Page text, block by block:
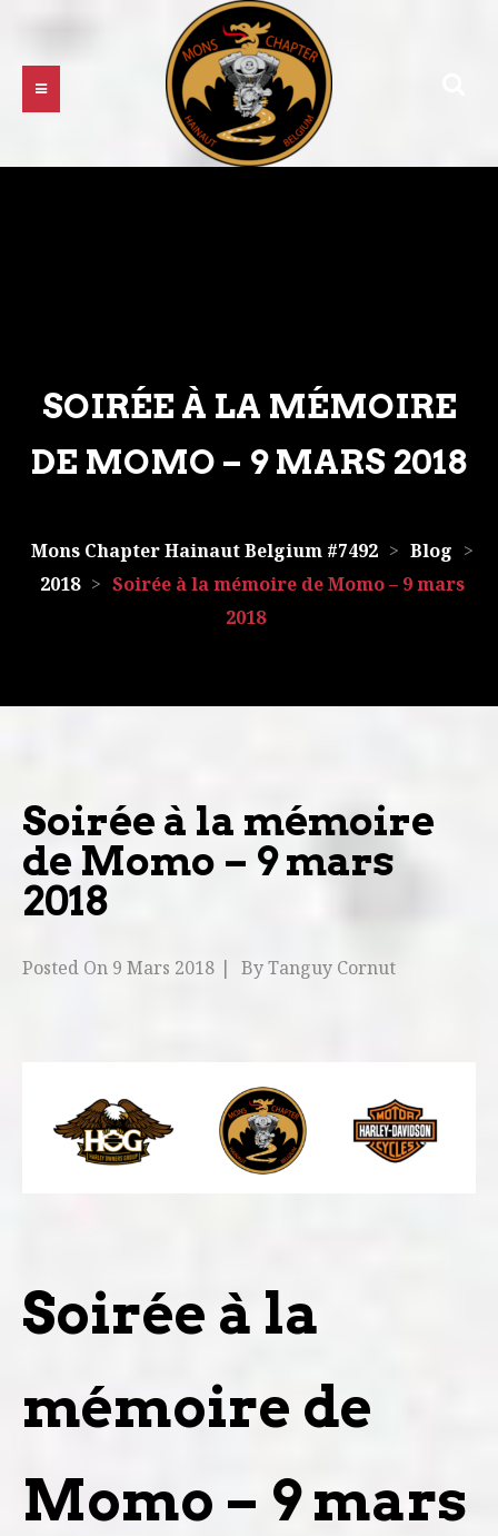
SOIRÉE À LA MÉMOIRE
DE MOMO – 9 MARS 2018
Mons Chapter Hainaut Belgium #7492 > Blog >
2018 > Soirée à la mémoire de Momo – 9 mars
2018
Soirée à la mémoire
de Momo – 9 mars
2018
Posted On 9 Mars 2018 ByTanguy Cornut
Soirée à la
mémoire de
Momo – 9 mars